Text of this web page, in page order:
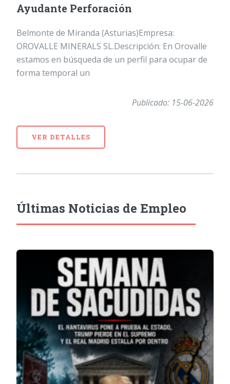
Ayudante Perforación
Belmonte de Miranda (Asturias)Empresa:
OROVALLE MINERALS SL.Descripción: En Orovalle
estamos en búsqueda de un perfil para ocupar de
forma temporal un
Publicado: 15-06-2026
VER DETALLES
Últimas Noticias de Empleo